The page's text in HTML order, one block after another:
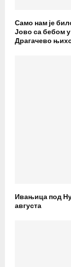
Само нам је
Јово са бебом у
Драгачево
Ивањица под
августа